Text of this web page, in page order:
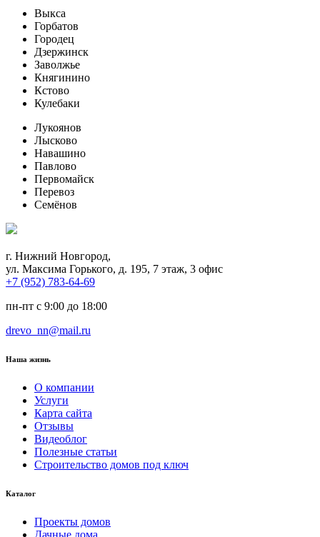
Выкса
Горбатов
Городец
Дзержинск
Заволжье
Княгинино
Кстово
Кулебаки
Лукоянов
Лысково
Навашино
Павлово
Первомайск
Перевоз
Семёнов
г. Нижний Новгород,
ул. Максима Горького, д. 195, 7 этаж, 3 офис
+7 (952) 783-64-69
пн-пт с 9:00 до 18:00
drevo_nn@mail.ru
Наша жизнь
О компании
Услуги
Карта сайта
Отзывы
Видеоблог
Полезные статьи
Строительство домов под ключ
Каталог
Проекты домов
Дачные дома